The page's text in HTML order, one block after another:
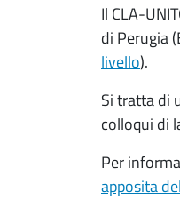
Il CLA-
di Perugia
livello).
Si tratta di
colloqui di
Per
apposita